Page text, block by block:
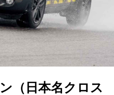
（日本名クロス